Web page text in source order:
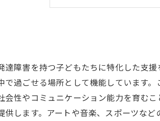
5
障害を持つ子どもたちに特化した支
で過ごせる場所として機能しています
性やコミュニケーション能力を育む
します。アートや音楽、スポーツな